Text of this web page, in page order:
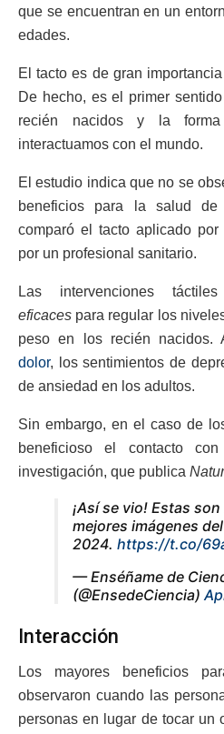
que se encuentran en un
edades.
El tacto es de gran
De hecho, es el primer
recién nacidos y la
interactuamos con el mundo.
El estudio indica que no se
beneficios para la salud
comparó el tacto aplicado
por un profesional sanitario.
Las intervenciones
eficaces para regular los
peso en los recién nacidos.
dolor, los sentimientos de
de ansiedad en los adultos.
Sin embargo, en el caso de
beneficioso el contacto
investigación, que publica
¡Así se vio! Estas
mejores imágenes
2024. https://t.co/
— Enséñame de
(@EnsedeCiencia)
Interacción
Los mayores beneficios
observaron cuando las
personas en lugar de tocar un